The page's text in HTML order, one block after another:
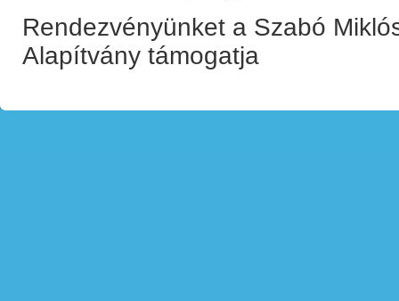
Rendezvényünket a Szabó
Alapítvány támogatja